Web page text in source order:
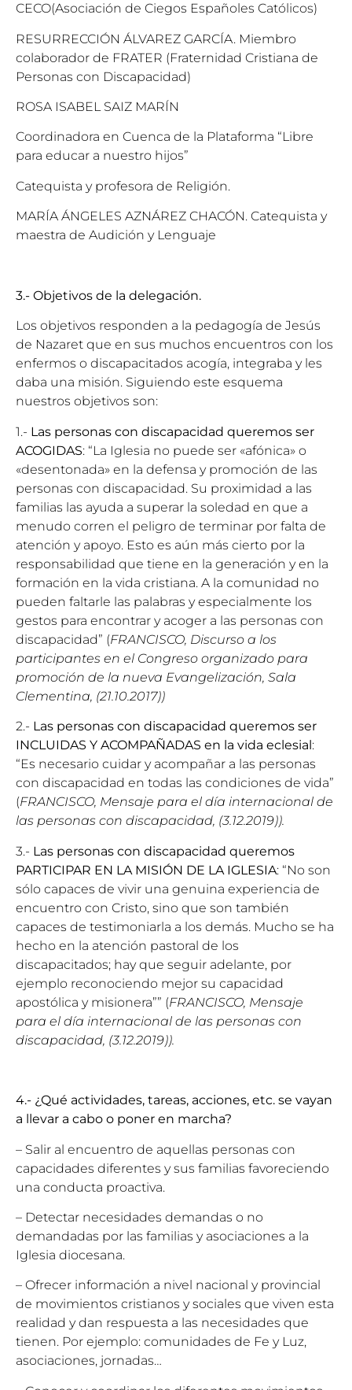
CECO(Asociación de Ciegos Españoles Católicos)
RESURRECCIÓN ÁLVAREZ GARCÍA. Miembro
colaborador de FRATER (Fraternidad Cristiana de
Personas con Discapacidad)
ROSA ISABEL SAIZ MARÍN
Coordinadora en Cuenca de la Plataforma “Libre
para educar a nuestro hijos”
Catequista y profesora de Religión.
MARÍA ÁNGELES AZNÁREZ CHACÓN. Catequista y
maestra de Audición y Lenguaje
3.- Objetivos de la delegación.
Los objetivos responden a la pedagogía de Jesús
de Nazaret que en sus muchos encuentros con los
enfermos o discapacitados acogía, integraba y les
daba una misión. Siguiendo este esquema
nuestros objetivos son:
1.- Las personas con discapacidad queremos ser
ACOGIDAS: “La Iglesia no puede ser «afónica» o
«desentonada» en la defensa y promoción de las
personas con discapacidad. Su proximidad a las
familias las ayuda a superar la soledad en que a
menudo corren el peligro de terminar por falta de
atención y apoyo. Esto es aún más cierto por la
responsabilidad que tiene en la generación y en la
formación en la vida cristiana. A la comunidad no
pueden faltarle las palabras y especialmente los
gestos para encontrar y acoger a las personas con
discapacidad” (FRANCISCO, Discurso a los
participantes en el Congreso organizado para
promoción de la nueva Evangelización, Sala
Clementina, (21.10.2017))
2.- Las personas con discapacidad queremos ser
INCLUIDAS Y ACOMPAÑADAS en la vida eclesial:
“Es necesario cuidar y acompañar a las personas
con discapacidad en todas las condiciones de vida”
(FRANCISCO, Mensaje para el día internacional de
las personas con discapacidad, (3.12.2019)).
3.- Las personas con discapacidad queremos
PARTICIPAR EN LA MISIÓN DE LA IGLESIA: “No son
sólo capaces de vivir una genuina experiencia de
encuentro con Cristo, sino que son también
capaces de testimoniarla a los demás. Mucho se ha
hecho en la atención pastoral de los
discapacitados; hay que seguir adelante, por
ejemplo reconociendo mejor su capacidad
apostólica y misionera”” (FRANCISCO, Mensaje
para el día internacional de las personas con
discapacidad, (3.12.2019)).
4.- ¿Qué actividades, tareas, acciones, etc. se vayan
a llevar a cabo o poner en marcha?
– Salir al encuentro de aquellas personas con
capacidades diferentes y sus familias favoreciendo
una conducta proactiva.
– Detectar necesidades demandas o no
demandadas por las familias y asociaciones a la
Iglesia diocesana.
– Ofrecer información a nivel nacional y provincial
de movimientos cristianos y sociales que viven esta
realidad y dan respuesta a las necesidades que
tienen. Por ejemplo: comunidades de Fe y Luz,
asociaciones, jornadas…